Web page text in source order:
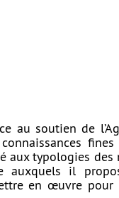
au soutien de
aux typologies
auxquels il
en œuvre